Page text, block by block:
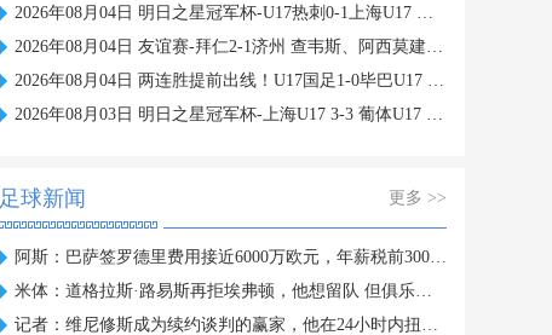
2026年08月04日 明日之星冠军杯-U17热刺0-1上海U17 李文博制胜球
2026年08月04日 友谊赛-拜仁2-1济州 查韦斯、阿西莫建功马特乌斯彩虹过人送助攻
2026年08月04日 两连胜提前出线！U17国足1-0毕巴U17 程晟涵连场破门赵松源中楣
2026年08月03日 明日之星冠军杯-上海U17 3-3 葡体U17 梁锦鸿梅开二度
足球新闻 更多 >>
阿斯：巴萨签罗德里费用接近6000万欧元，年薪税前3000万欧签4年
米体：道格拉斯·路易斯再拒埃弗顿，他想留队 但俱乐部尚未敲定
记者：维尼修斯成为续约谈判的赢家，他在24小时内扭转局势